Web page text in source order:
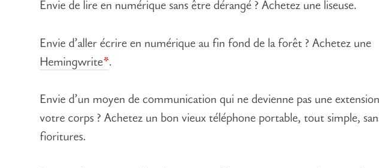
Envie de lire en numérique sans être dérangé ? Achetez une liseuse.
Envie d’aller écrire en numérique au fin fond de la forêt ? Achetez une
Hemingwrite .
Envie d’un moyen de communication qui ne devienne pas une
votre corps ? Achetez un bon vieux téléphone portable, tout simple,
fioritures.